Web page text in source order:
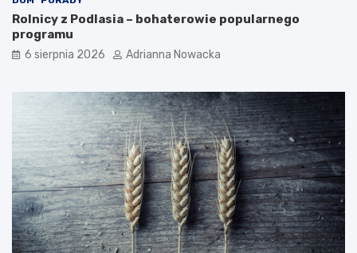
o
y
n
e
e
?
w
k
a
a
Rolnicy z Podlasia – bohaterowie popularnego
programu
6 sierpnia 2026 Adrianna Nowacka